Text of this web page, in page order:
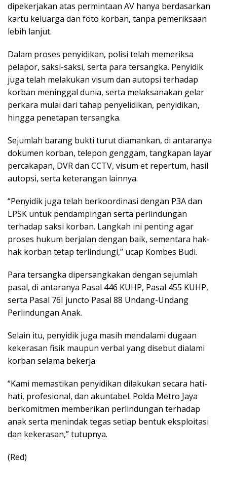
dipekerjakan atas permintaan AV hanya berdasarkan
kartu keluarga dan foto korban, tanpa pemeriksaan
lebih lanjut.
Dalam proses penyidikan, polisi telah memeriksa
pelapor, saksi-saksi, serta para tersangka. Penyidik
juga telah melakukan visum dan autopsi terhadap
korban meninggal dunia, serta melaksanakan gelar
perkara mulai dari tahap penyelidikan, penyidikan,
hingga penetapan tersangka.
Sejumlah barang bukti turut diamankan, di antaranya
dokumen korban, telepon genggam, tangkapan layar
percakapan, DVR dan CCTV, visum et repertum, hasil
autopsi, serta keterangan lainnya.
“Penyidik juga telah berkoordinasi dengan P3A dan
LPSK untuk pendampingan serta perlindungan
terhadap saksi korban. Langkah ini penting agar
proses hukum berjalan dengan baik, sementara hak-
hak korban tetap terlindungi,” ucap Kombes Budi.
Para tersangka dipersangkakan dengan sejumlah
pasal, di antaranya Pasal 446 KUHP, Pasal 455 KUHP,
serta Pasal 76I juncto Pasal 88 Undang-Undang
Perlindungan Anak.
Selain itu, penyidik juga masih mendalami dugaan
kekerasan fisik maupun verbal yang disebut dialami
korban selama bekerja.
“Kami memastikan penyidikan dilakukan secara hati-
hati, profesional, dan akuntabel. Polda Metro Jaya
berkomitmen memberikan perlindungan terhadap
anak serta menindak tegas setiap bentuk eksploitasi
dan kekerasan,” tutupnya.
(Red)